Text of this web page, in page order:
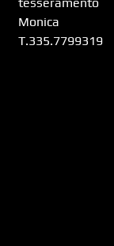
Monica
T.335.7799319